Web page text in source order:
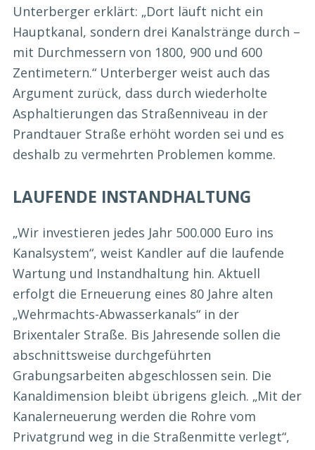
Unterberger erklärt: „Dort läuft nicht ein
Hauptkanal, sondern drei Kanalstränge durch –
mit Durchmessern von 1800, 900 und 600
Zentimetern.“ Unterberger weist auch das
Argument zurück, dass durch wiederholte
Asphaltierungen das Straßenniveau in der
Prandtauer Straße erhöht worden sei und es
deshalb zu vermehrten Problemen komme.
LAUFENDE INSTANDHALTUNG
„Wir investieren jedes Jahr 500.000 Euro ins
Kanalsystem“, weist Kandler auf die laufende
Wartung und Instandhaltung hin. Aktuell
erfolgt die Erneuerung eines 80 Jahre alten
„Wehrmachts-Abwasserkanals“ in der
Brixentaler Straße. Bis Jahresende sollen die
abschnittsweise durchgeführten
Grabungsarbeiten abgeschlossen sein. Die
Kanaldimension bleibt übrigens gleich. „Mit der
Kanalerneuerung werden die Rohre vom
Privatgrund weg in die Straßenmitte verlegt“,